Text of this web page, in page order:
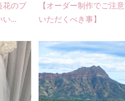
花のブ
い...
【オーダー制作でご注意
いただくべき事】